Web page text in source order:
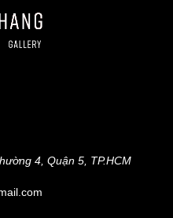
4, Quận 5, TP.HCM